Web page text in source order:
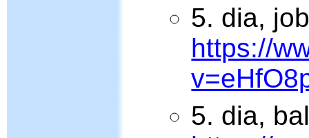
5. dia,
https://
5. dia,